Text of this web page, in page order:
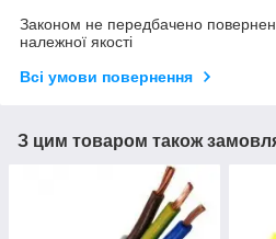
Законом не передбачено
належної якості
Всі умови повернення
З цим товаром також